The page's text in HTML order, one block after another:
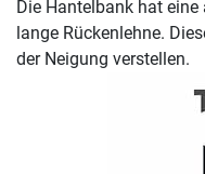
Die Hantelbank hat
lange Rückenlehne.
der Neigung verstellen.